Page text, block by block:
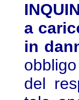
a
in
del